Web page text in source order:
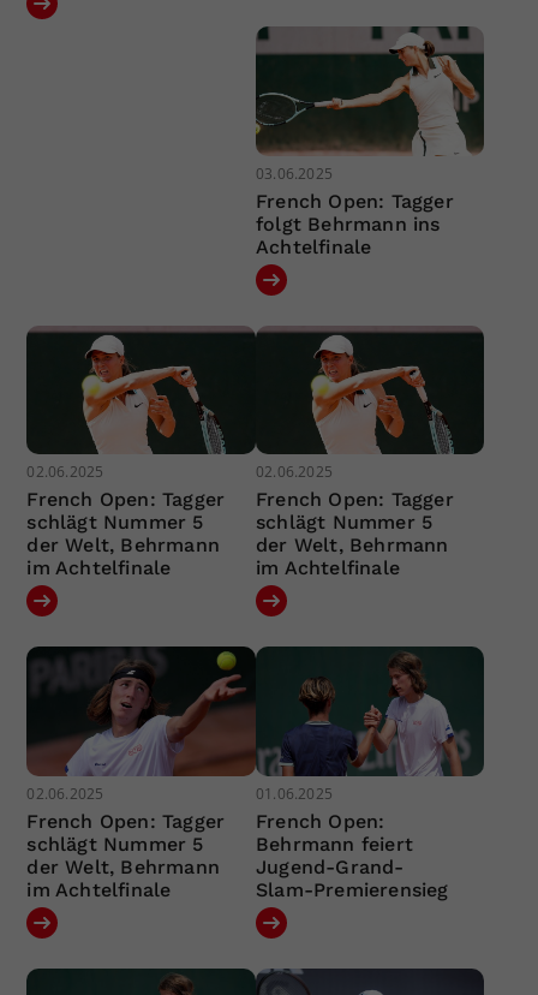
03.06.2025
French Open: Tagger
folgt Behrmann ins
Achtelfinale
02.06.2025
French Open: Tagger
schlägt Nummer 5
der Welt, Behrmann
im Achtelfinale
02.06.2025
French Open: Tagger
schlägt Nummer 5
der Welt, Behrmann
im Achtelfinale
02.06.2025
French Open: Tagger
schlägt Nummer 5
der Welt, Behrmann
im Achtelfinale
01.06.2025
French Open:
Behrmann feiert
Jugend-Grand-
Slam-Premierensieg